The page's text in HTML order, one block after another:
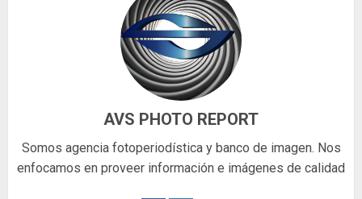
AVS PHOTO REPORT
Somos agencia fotoperiodística y banco de imagen. Nos
enfocamos en proveer información e imágenes de calidad